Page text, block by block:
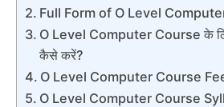
Full Form of O Level
O Level Computer Course के
कैसे करें?
O Level Computer Course
O Level Computer Course